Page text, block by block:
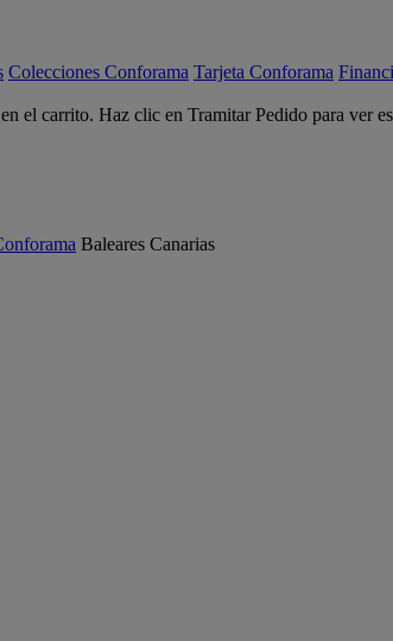
Colecciones Conforama Tarjeta Conforama
el carrito. Haz clic en Tramitar Pedido para ver
Baleares Canarias